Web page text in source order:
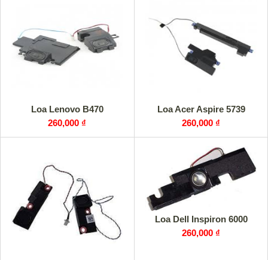
Loa Lenovo B470
260,000 ₫
Loa Acer Aspire 5739
260,000 ₫
Loa Dell Inspiron 6000
260,000 ₫